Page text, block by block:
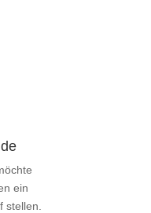
ein
stellen.